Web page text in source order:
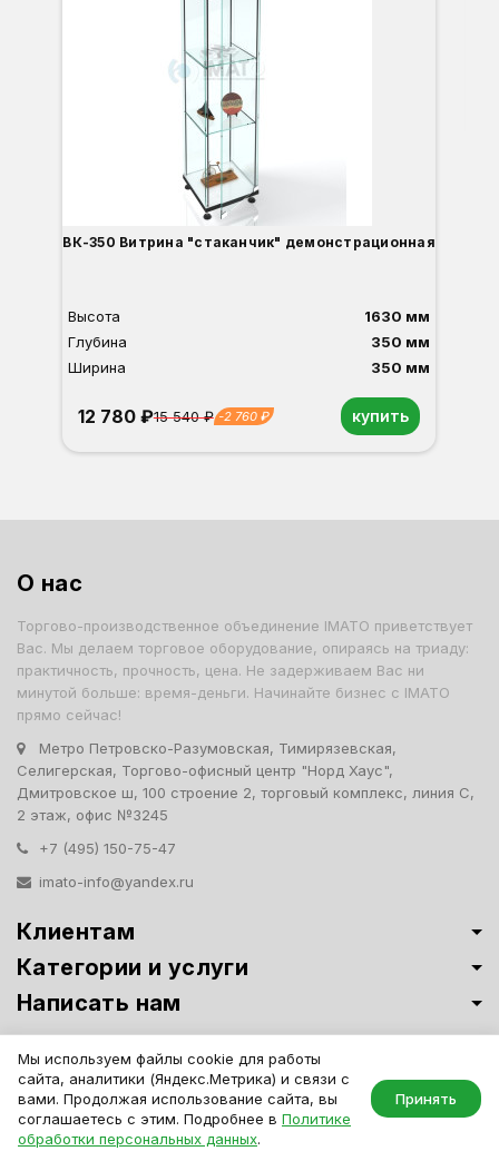
ВК-350 Витрина "стаканчик" демонстрационная
Высота
1630 мм
Глубина
350 мм
Ширина
350 мм
12 780 ₽15 540 ₽ -2 760 ₽ купить
О нас
Торгово-производственное объединение IMATO приветствует
Вас. Мы делаем торговое оборудование, опираясь на триаду:
практичность, прочность, цена. Не задерживаем Вас ни
минутой больше: время-деньги. Начинайте бизнес с IMATO
прямо сейчас!
Метро Петровско-Разумовская, Тимирязевская,
Селигерская, Торгово-офисный центр "Норд Хаус",
Дмитровское ш, 100 строение 2, торговый комплекс, линия С,
2 этаж, офис №3245
+7 (495) 150-75-47
imato-info@yandex.ru
Клиентам
Категории и услуги
Написать нам
Витрины премиум-класса ИМАТО
Политика обработки персональных
данных
IMATO. Интернет Магазин Торговой И Офисной Мебели. ООО "ИМАТО",
ИНН 7717506114 КПП 771701001, ОГРН 1047796163799
Мы используем файлы cookie для работы
сайта, аналитики (Яндекс.Метрика) и связи с
вами. Продолжая использование сайта, вы
соглашаетесь с этим. Подробнее в Политике
обработки персональных данных.
Принять